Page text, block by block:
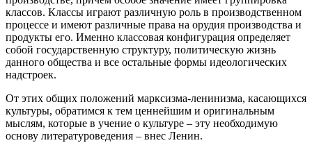
классов. Классы играют различную роль в производственном
процессе и имеют различные права на орудия производства и
продукты его. Именно классовая конфигурация определяет
собой государственную структуру, политическую жизнь
данного общества и все остальные формы идеологических
надстроек.
От этих общих положений марксизма-ленинизма, касающихся
культуры, обратимся к тем ценнейшим и оригинальным
мыслям, которые в учение о культуре – эту необходимую
основу литературоведения – внес Ленин.